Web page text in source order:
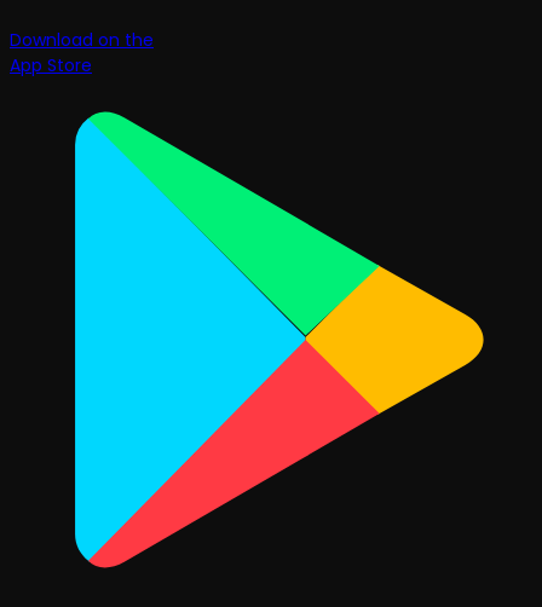
Download on the
App Store